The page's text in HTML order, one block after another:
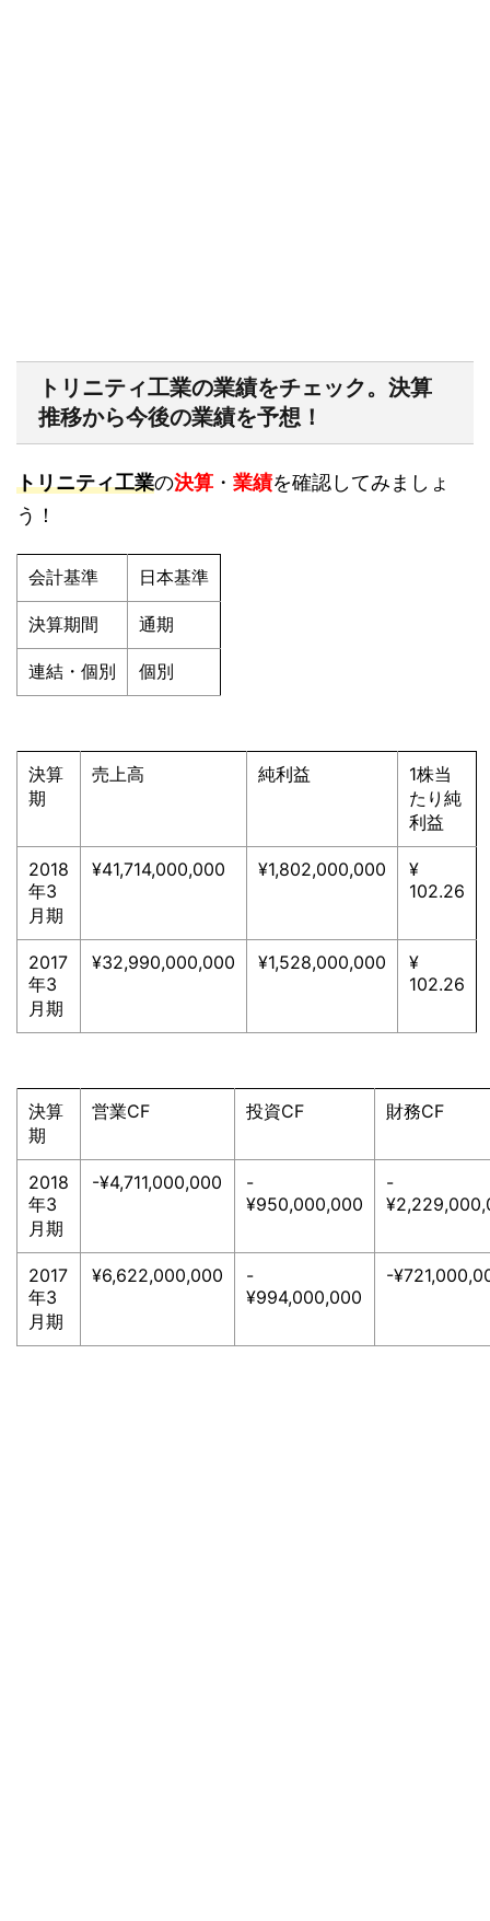
トリニティ工業の業績をチェック。決算
推移から今後の業績を予想！
トリニティ工業の決算 ・ 業績を確認してみましょ
う！
会計基準 日本基準
決算期間 通期
連結・個別 個別
決算
期
売上高 純利益
1株当
たり純
利益
2018
年3
月期
¥41,714,000,000 ¥1,802,000,000
¥
102.26
2017
年3
月期
¥32,990,000,000 ¥1,528,000,000
¥
102.26
決算
期
営業CF 投資CF 財務CF
2018
年3
月期
-¥4,711,000,000
-
¥950,000,000
-
2017
年3
月期
¥6,622,000,000
-
¥994,000,000
-